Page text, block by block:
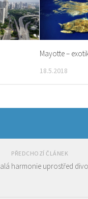
Mayotte –
18.5.2018
PŘEDCHOZÍ ČLÁNEK
harmonie uprostřed